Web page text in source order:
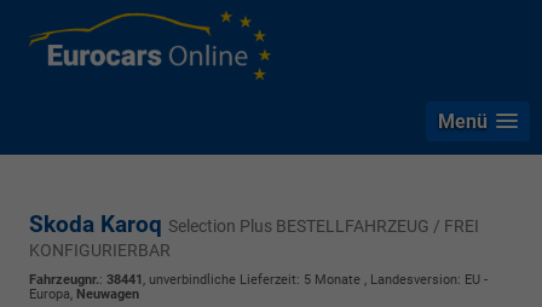
Menü
Skoda Karoq Selection Plus BESTELLFAHRZEUG / FREI
KONFIGURIERBAR
Fahrzeugnr.: 38441 , unverbindliche Lieferzeit: 5 Monate , Landesversion: EU -
Europa, Neuwagen